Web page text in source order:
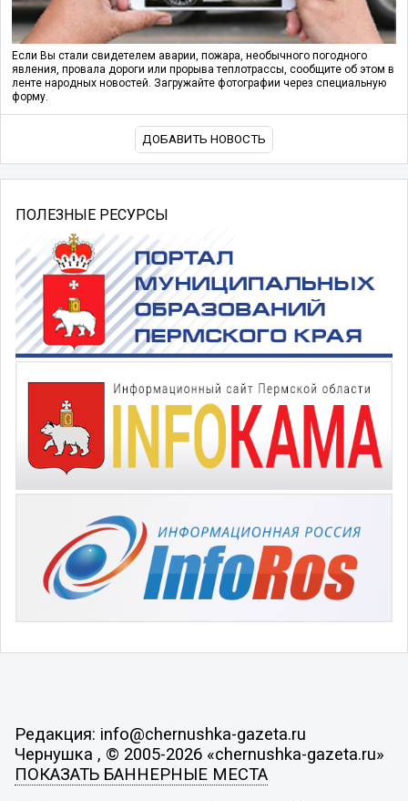
Если Вы стали свидетелем аварии, пожара, необычного погодного
явления, провала дороги или прорыва теплотрассы, сообщите об этом в
ленте народных новостей. Загружайте фотографии через специальную
форму.
ДОБАВИТЬ НОВОСТЬ
ПОЛЕЗНЫЕ РЕСУРСЫ
Редакция: info@chernushka-gazeta.ru
Чернушка , © 2005-2026 «chernushka-gazeta.ru»
ПОКАЗАТЬ БАННЕРНЫЕ МЕСТА